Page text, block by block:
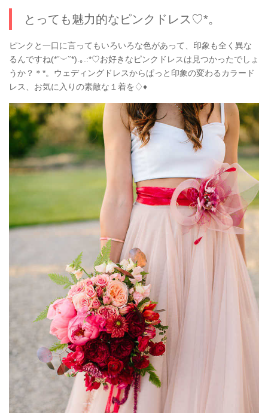
とっても魅力的なピンクドレス♡*。
ピンクと一口に言ってもいろいろな色があって、印象も全く異な
るんですね(*˘︶˘*).｡.:*♡お好きなピンクドレスは見つかったでしょ
うか？＊*。ウェディングドレスからぱっと印象の変わるカラード
レス、お気に入りの素敵な１着を♢♦